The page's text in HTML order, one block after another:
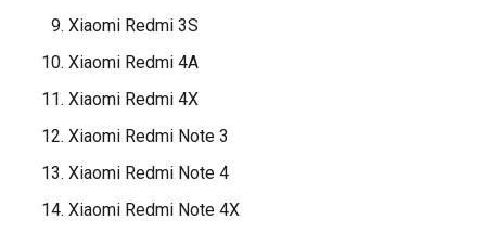
Xiaomi Redmi 3S
Xiaomi Redmi 4A
Xiaomi Redmi 4X
Xiaomi Redmi Note 3
Xiaomi Redmi Note 4
Xiaomi Redmi Note 4X